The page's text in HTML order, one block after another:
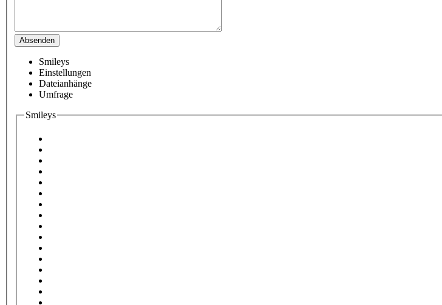
Smileys
Einstellungen
Dateianhänge
Umfrage
Smileys